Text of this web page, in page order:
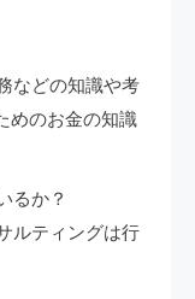
などの知識や考
めのお金の知識
るか？
ルティングは行